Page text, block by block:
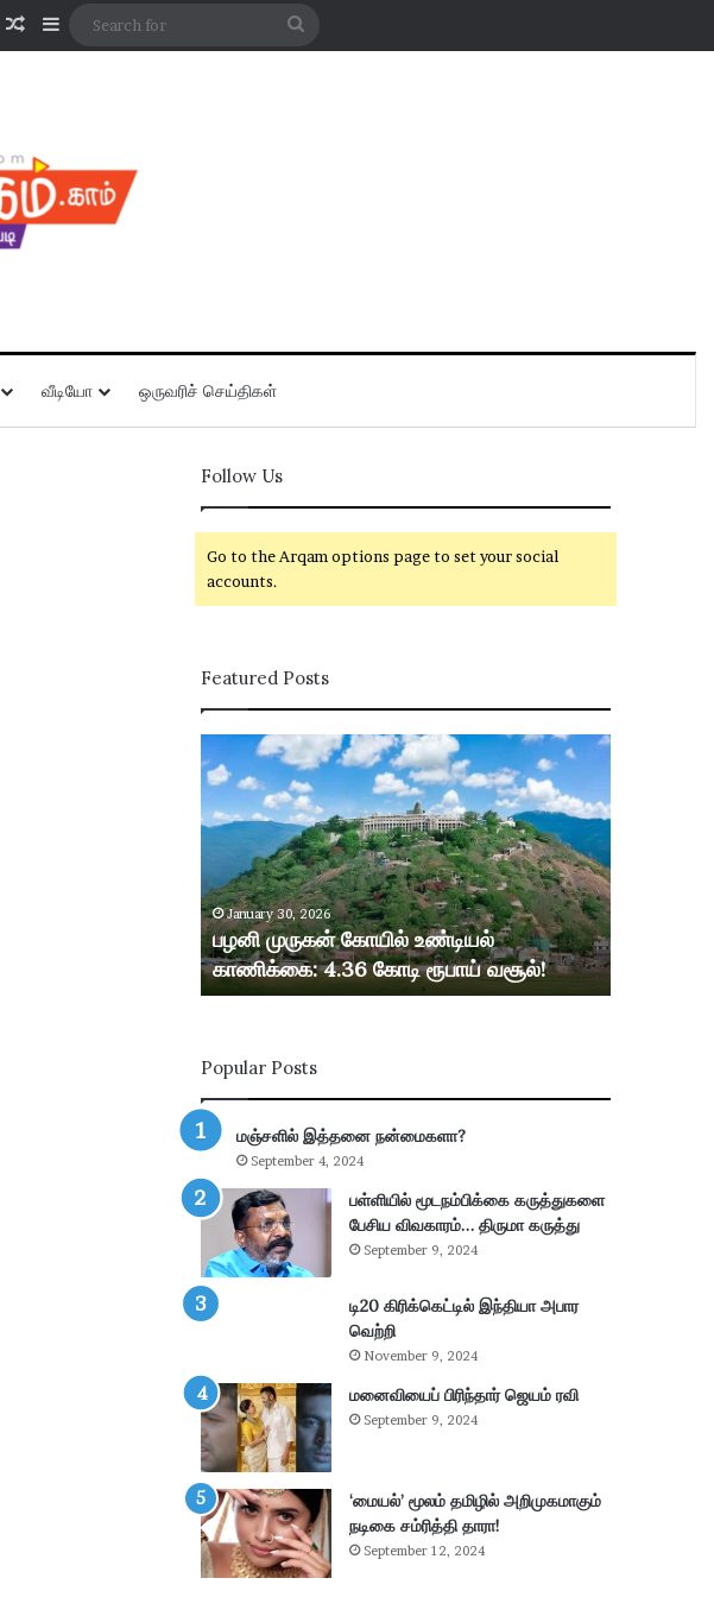
Log InRandom Article
Sidebar
வீடியோ ஒருவரிச் செய்திகள்
Follow Us
Go to the Arqam options page to set your social
accounts.
Featured Posts
ழ
மு
ன்
கோ
யி
ல்
உ
ய
ல்
கா
ணி
கை
:
.
3
6
ரூ
பா
ய்
வ
சூ
ல்
!
January 30, 2026
பழனி முருகன் கோயில் உண்டியல்
காணிக்கை: 4.36 கோடி ரூபாய் வசூல்!
Popular Posts
மஞ்சளில் இத்தனை நன்மைகளா?
September 4, 2024
பள்ளியில் மூடநம்பிக்கை கருத்துகளை
பேசிய விவகாரம்… திருமா கருத்து
September 9, 2024
டி20 கிரிக்கெட்டில் இந்தியா அபார
வெற்றி
November 9, 2024
மனைவியைப் பிரிந்தார் ஜெயம் ரவி
September 9, 2024
‘மையல்’ மூலம் தமிழில் அறிமுகமாகும்
நடிகை சம்ரித்தி தாரா!
September 12, 2024